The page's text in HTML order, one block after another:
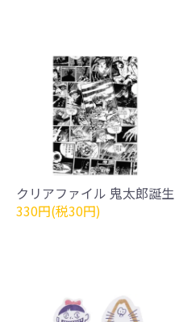
クリアファイル 鬼太郎誕生
330円(税30円)